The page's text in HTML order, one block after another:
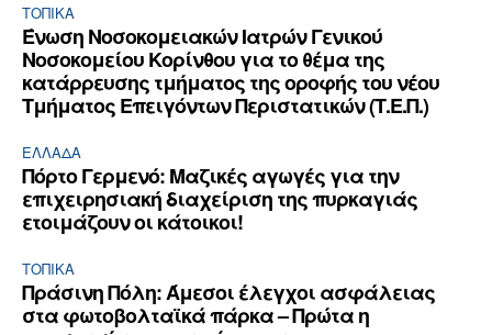
ΤΟΠΙΚΑ
Ένωση Νοσοκομειακών Ιατρών Γενικού
Νοσοκομείου Κορίνθου για το θέμα της
κατάρρευσης τμήματος της οροφής του νέου
Τμήματος Επειγόντων Περιστατικών (Τ.Ε.Π.)
ΕΛΛΆΔΑ
Πόρτο Γερμενό: Μαζικές αγωγές για την
επιχειρησιακή διαχείριση της πυρκαγιάς
ετοιμάζουν οι κάτοικοι!
ΤΟΠΙΚΑ
Πράσινη Πόλη: Άμεσοι έλεγχοι ασφάλειας
στα φωτοβολταϊκά πάρκα – Πρώτα η